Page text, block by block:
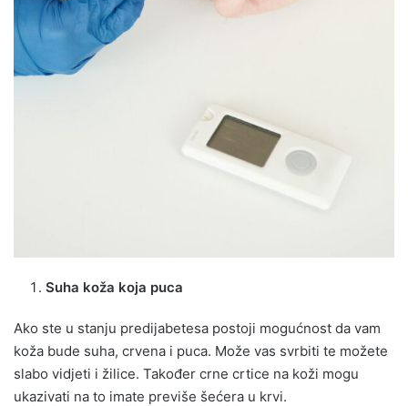
Suha koža koja puca
Ako ste u stanju predijabetesa postoji mogućnost da vam
koža bude suha, crvena i puca. Može vas svrbiti te možete
slabo vidjeti i žilice. Također crne crtice na koži mogu
ukazivati na to imate previše šećera u krvi.